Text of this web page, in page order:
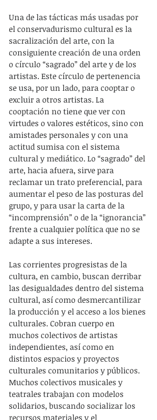
Una de las tácticas más usadas por
el conservadurismo cultural es la
sacralización del arte, con la
consiguiente creación de una orden
o círculo “sagrado” del arte y de los
artistas. Este círculo de pertenencia
se usa, por un lado, para cooptar o
excluir a otros artistas. La
cooptación no tiene que ver con
virtudes o valores estéticos, sino con
amistades personales y con una
actitud sumisa con el sistema
cultural y mediático. Lo “sagrado” del
arte, hacia afuera, sirve para
reclamar un trato preferencial, para
aumentar el peso de las posturas del
grupo, y para usar la carta de la
“incomprensión” o de la “ignorancia”
frente a cualquier política que no se
adapte a sus intereses.
Las corrientes progresistas de la
cultura, en cambio, buscan derribar
las desigualdades dentro del sistema
cultural, así como desmercantilizar
la producción y el acceso a los bienes
culturales. Cobran cuerpo en
muchos colectivos de artistas
independientes, así como en
distintos espacios y proyectos
culturales comunitarios y públicos.
Muchos colectivos musicales y
teatrales trabajan con modelos
solidarios, buscando socializar los
recursos materiales y el